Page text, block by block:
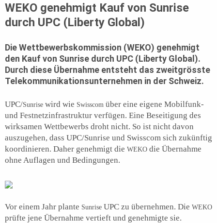
WEKO genehmigt Kauf von Sunrise
durch UPC (Liberty Global)
DieWettbewerbskommission (WEKO) genehmigt
den Kauf von Sunrise durch UPC (Liberty Global).
Durch diese Übernahme entsteht das zweitgrösste
Telekommunikationsunternehmen in der Schweiz.
UPC/Sunrise wird wie Swisscom über eine eigene Mobilfunk-
und Festnetzinfrastruktur verfügen. Eine Beseitigung des
wirksamen Wettbewerbs droht nicht. So ist nicht davon
auszugehen, dass UPC/Sunrise und Swisscom sich zukünftig
koordinieren. Daher genehmigt die WEKO die Übernahme
ohne Auflagen und Bedingungen.
Vor einem Jahr plante Sunrise UPC zu übernehmen. Die WEKO
prüfte jene Übernahme vertieft und genehmigte sie.